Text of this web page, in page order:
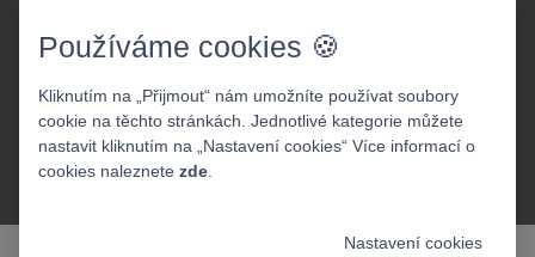
Zobrazit verzi webu pro PC
©2026. Dopravní podnik města Pardubic a.s.
Používáme cookies 🍪
Kliknutím na „Přijmout“ nám umožníte používat soubory
cookie na těchto stránkách. Jednotlivé kategorie můžete
nastavit kliknutím na „Nastavení cookies“ Více informací o
cookies naleznete zde
Nastavení cookies